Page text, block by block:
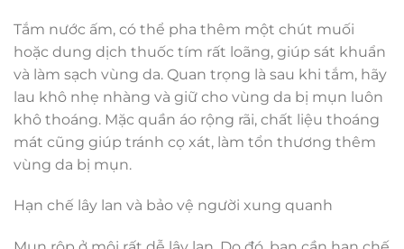
Tắm nước ấm, có thể pha thêm một chút muối
hoặc dung dịch thuốc tím rất loãng, giúp sát khuẩn
và làm sạch vùng da. Quan trọng là sau khi tắm, hãy
lau khô nhẹ nhàng và giữ cho vùng da bị mụn luôn
khô thoáng. Mặc quần áo rộng rãi, chất liệu thoáng
mát cũng giúp tránh cọ xát, làm tổn thương thêm
vùng da bị mụn.
Hạn chế lây lan và bảo vệ người xung quanh